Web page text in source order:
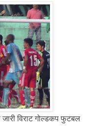
विराट गोल्डकप फुटबल